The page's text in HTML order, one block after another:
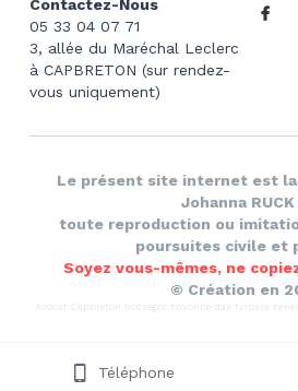
Contactez-Nous
05 33 04 07 71
3, allée du Maréchal Leclerc
à CAPBRETON (sur rendez-
vous uniquement)
Le présent site internet est
Johanna RUCK
toute reproduction ou
poursuites civile et
Soyez vous-mêmes, ne
© Création en
Téléphone